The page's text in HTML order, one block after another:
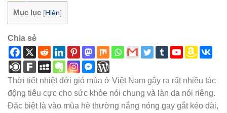
Mục lục [Hiện]
Chia sẻ
Thời tiết nhiệt đới gió mùa ở Việt Nam gây ra rất nhiều tác
động tiêu cực cho sức khỏe nói chung và làn da nói riêng.
Đặc biệt là vào mùa hè thường nắng nóng gay gắt kéo dài,